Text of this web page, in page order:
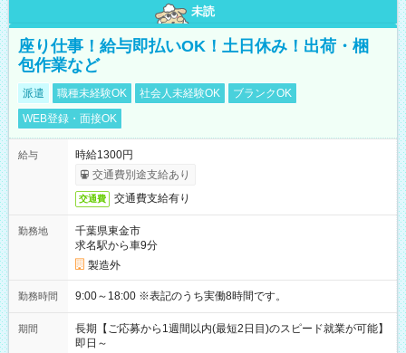
未読
座り仕事！給与即払いOK！土日休み！出荷・梱
包作業など
派遣 職種未経験OK 社会人未経験OK
ブランクOK
WEB登録・面接OK
給与
時給1300円
交通費別途支給あり
交通費 交通費支給有り
勤務地
千葉県東金市
求名駅から車9分
製造外
勤務時間 9:00～18:00 ※表記のうち実働8時間です。
期間
長期【ご応募から1週間以内(最短2日目)のスピード就業が可能】
即日～